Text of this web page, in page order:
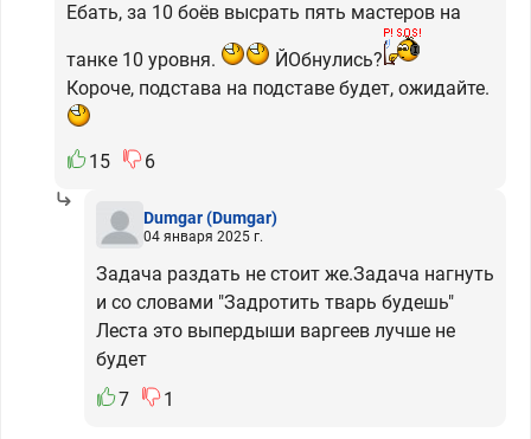
Ебать, за 10 боёв высрать пять мастеров на
танке 10 уровня.
ЙОбнулись?
Короче, подстава на подставе будет, ожидайте.
15 6
Dumgar(Dumgar)
04 января 2025 г.
Задача раздать не стоит же.Задача нагнуть
и со словами "Задротить тварь будешь"
Леста это выпердыши варгеев лучше не
будет
7
1